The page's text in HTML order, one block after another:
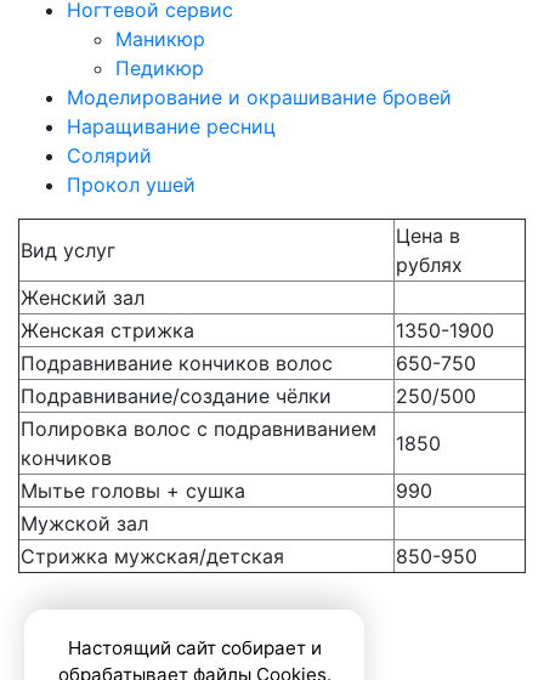
Ногтевой сервис
Маникюр
Педикюр
Моделирование и окрашивание бровей
Наращивание ресниц
Солярий
Прокол ушей
Вид услуг
Цена в
рублях
Женский зал
Женская стрижка
1350-1900
Подравнивание кончиков волос
650-750
Подравнивание/создание чёлки
250/500
Полировка волос с подравниванием
кончиков
1850
Мытье головы + сушка
990
Мужской зал
Стрижка мужская/детская
850-950
Настоящий сайт собирает и
обрабатывает файлы Cookies.